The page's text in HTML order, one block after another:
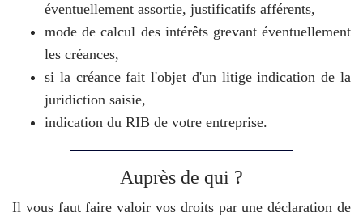
éventuellement assortie, justificatifs afférents,
mode de calcul des intérêts grevant éventuellement
les créances,
si la créance fait l'objet d'un litige indication de la
juridiction saisie,
indication du RIB de votre entreprise.
Auprès de qui ?
Il vous faut faire valoir vos droits par une déclaration de